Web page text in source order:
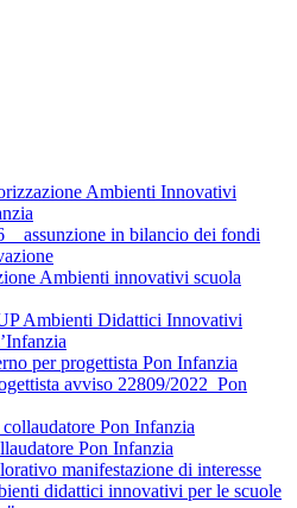
Ambienti Innovativi
_ assunzione in bilancio dei fondi
Ambienti innovativi scuola
Ambienti Didattici Innovativi
per progettista Pon Infanzia
avviso 22809/2022_Pon
Pon Infanzia
Pon Infanzia
manifestazione di interesse
didattici innovativi per le scuole